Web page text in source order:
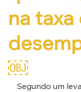
na taxa
￼
Segundo um